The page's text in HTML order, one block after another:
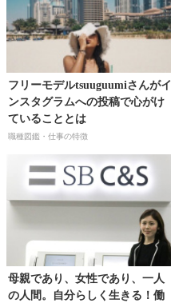
フリーモデルtsuuguumiさんがイ
ンスタグラムへの投稿で心がけ
ていることとは
職種図鑑・仕事の特徴
母親であり、女性であり、一人
の人間。自分らしく生きる！働